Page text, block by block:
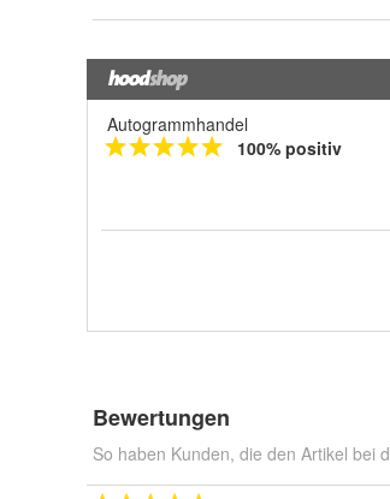
Autogrammhandel
100% positiv
Bewertungen
So haben Kunden, die den Artikel bei